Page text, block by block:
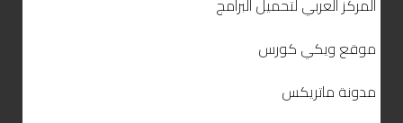
المركز العربي لتحميل البرامج
موقع ويكي كورس
مدونة ماتريكس